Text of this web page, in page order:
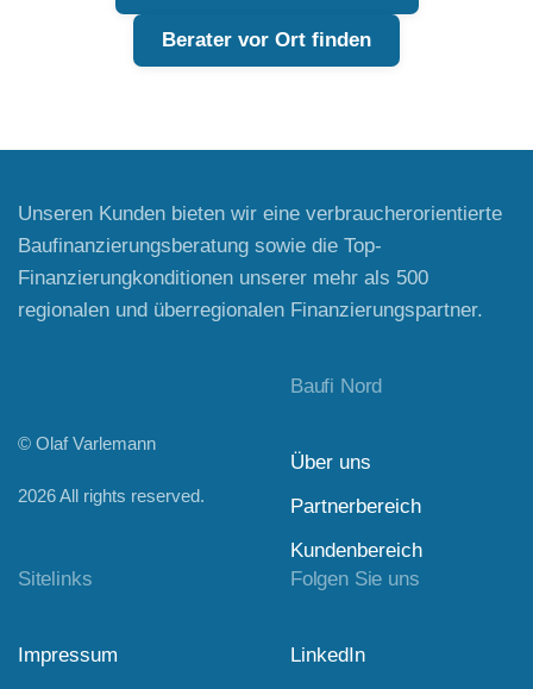
Berater vor Ort finden
Unseren Kunden bieten wir eine verbraucherorientierte
Baufinanzierungsberatung sowie die Top-
Finanzierungkonditionen unserer mehr als 500
regionalen und überregionalen Finanzierungspartner.
© Olaf Varlemann
2026All rights reserved.
Baufi Nord
Über uns
Partnerbereich
Kundenbereich
Sitelinks
Impressum
Folgen Sie uns
LinkedIn
Kundenbewertungen und Erfahrungen zu
baufi-nord.de